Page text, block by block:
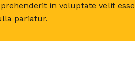
in voluptate velit esse
pariatur.